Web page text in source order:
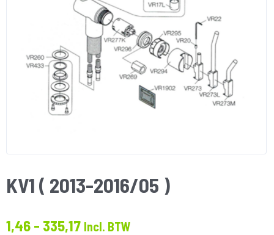
KV1 ( 2013-2016/05 )
1,46 - 335,17Prijsklasse:
Incl. BTW